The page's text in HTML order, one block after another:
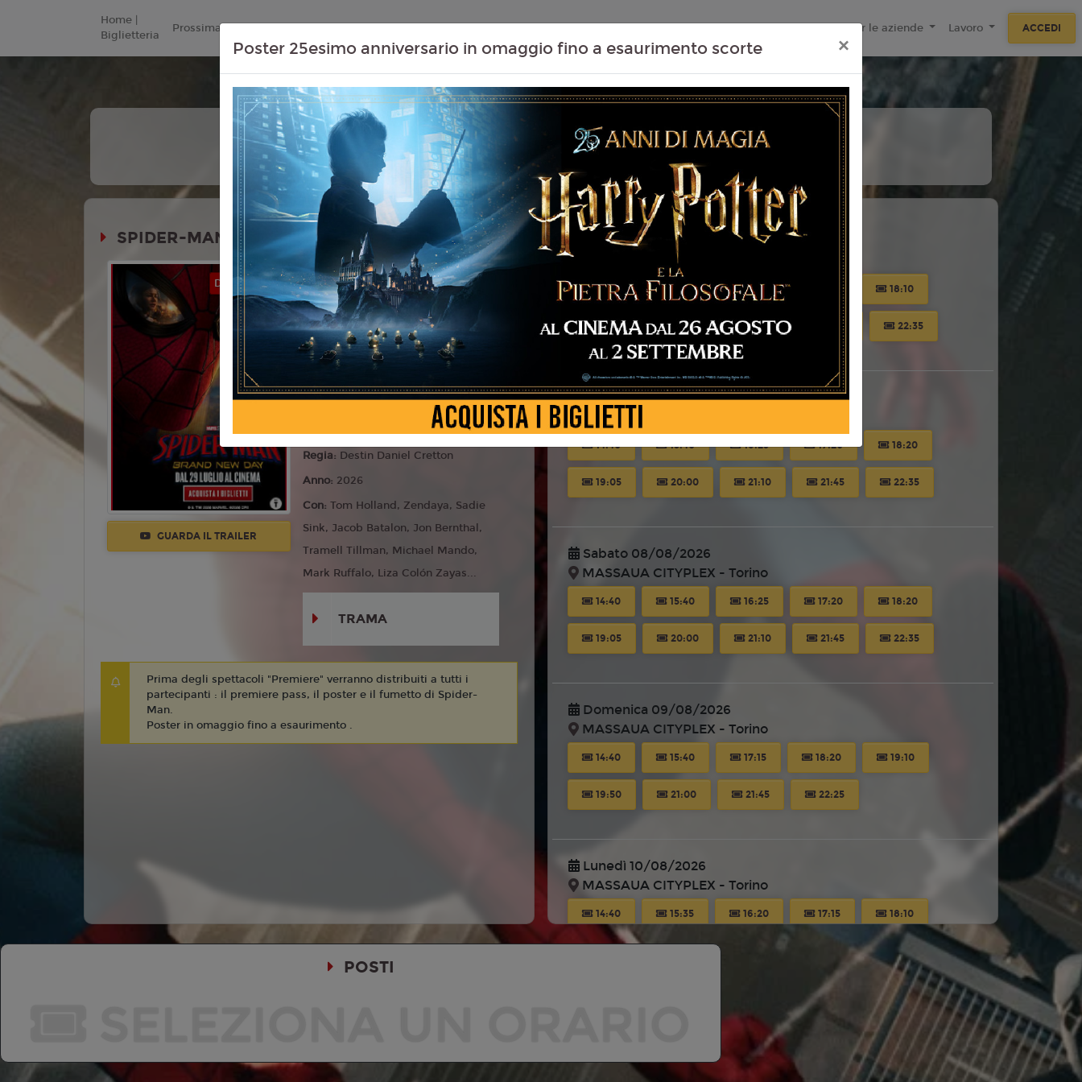
Home |
Biglietteria
Prossimamente Listino Prezzi Contenuti Extra Proiezioni Scolastiche Eventi Passati Tecnologie F.A.Q Per le aziende Lavoro ACCEDI
+
Tutte
Le Date
06
Agosto
Giovedì
07
Venerdì
08
Agosto
09
Domenica
10
Agosto
SPIDER-MAN - BRAND NEW DAY
DOLBY ATMOS
GUARDA IL TRAILER
Durata: 144 min
Genere:Avventura, Fantascienza,
Regia: Destin Daniel Cretton
Anno: 2026
Con:Tom Holland, Zendaya, Sadie
Sink, Jacob Batalon, Jon Bernthal,
Tramell Tillman, Michael Mando,
Mark Ruffalo, Liza Colón Zayas...
TRAMA
Prima degli spettacoli "Premiere" verranno distribuiti a tutti i
partecipanti : il premiere pass, il poster e il fumetto di Spider-
Man.
Poster in omaggio fino a esaurimento .
Giovedì 06/08/2026
MASSAUA CITYPLEX - Torino
14:40 15:35 16:20 18:10
19:00 20:00 21:00 21:40 22:35
Venerdì 07/08/2026
MASSAUA CITYPLEX - Torino
14:40 15:40 16:25 17:20 18:20
19:05 20:00 21:10 21:45 22:35
Sabato 08/08/2026
MASSAUA CITYPLEX - Torino
14:40 15:40 16:25 17:20 18:20
19:05 20:00 21:10 21:45 22:35
Domenica 09/08/2026
MASSAUA CITYPLEX - Torino
14:40 15:40 17:15 18:20 19:10
19:50 21:00 21:45 22:25
Lunedì 10/08/2026
MASSAUA CITYPLEX - Torino
14:40 15:35 16:20 17:15 18:10
22:35
MASSAUA CITYPLEX - Torino
16:20 18:10
POSTI
Poster 25esimo anniversario in omaggio fino a esaurimento scorte ×